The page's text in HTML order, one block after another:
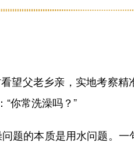
父老乡亲，实地考察精
“你常洗澡吗？”
的本质是用水问题。一